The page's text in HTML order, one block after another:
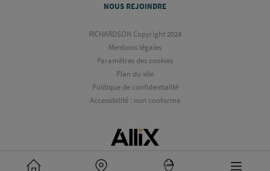
NOUS REJOINDRE
RICHARDSON Copyright 2024
Mentions légales
Paramètres des cookies
Plan du site
Politique de confidentialité
Accessibilité : non conforme